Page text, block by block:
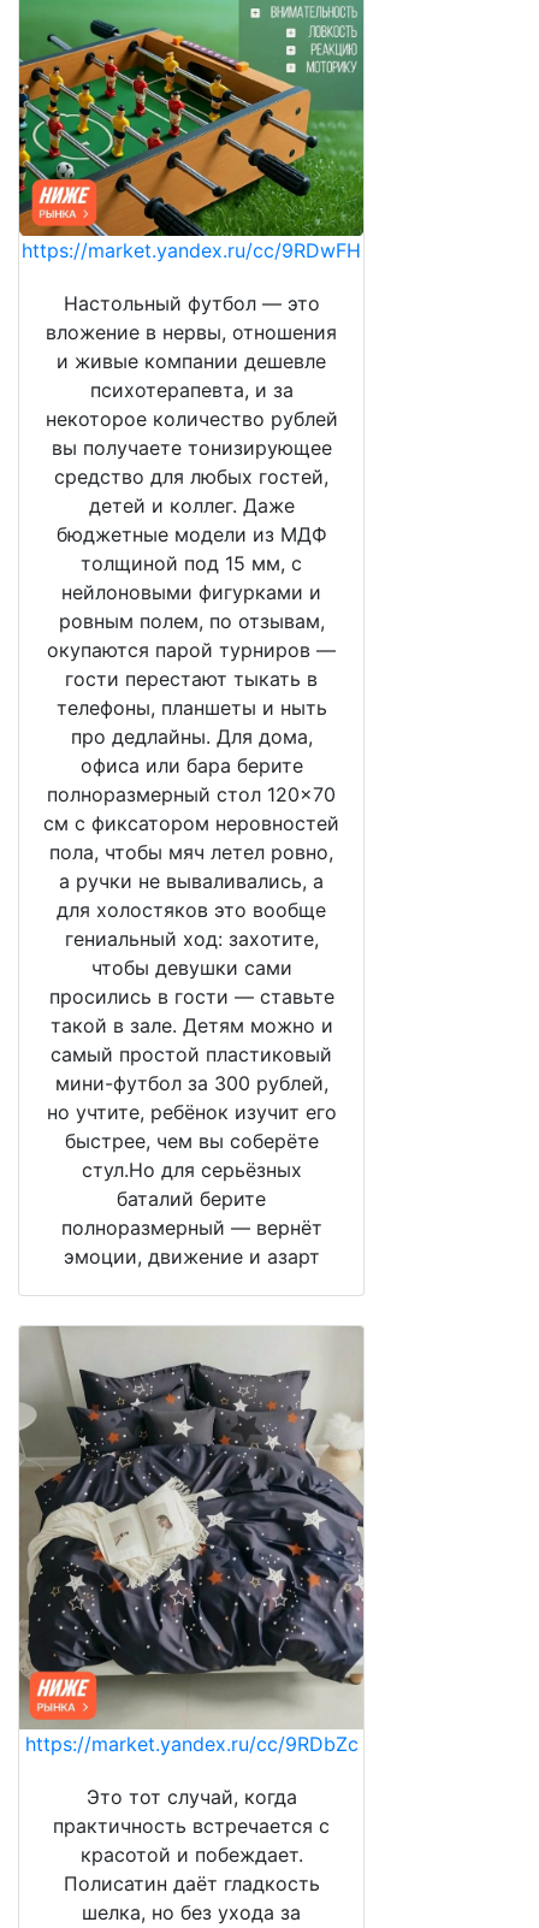
https://market.yandex.ru/cc/9RDwFH
Настольный футбол — это
вложение в нервы, отношения
и живые компании дешевле
психотерапевта, и за
некоторое количество рублей
вы получаете тонизирующее
средство для любых гостей,
детей и коллег. Даже
бюджетные модели из МДФ
толщиной под 15 мм, с
нейлоновыми фигурками и
ровным полем, по отзывам,
окупаются парой турниров —
гости перестают тыкать в
телефоны, планшеты и ныть
про дедлайны. Для дома,
офиса или бара берите
полноразмерный стол 120×70
см с фиксатором неровностей
пола, чтобы мяч летел ровно,
а ручки не вываливались, а
для холостяков это вообще
гениальный ход: захотите,
чтобы девушки сами
просились в гости — ставьте
такой в зале. Детям можно и
самый простой пластиковый
мини-футбол за 300 рублей,
но учтите, ребёнок изучит его
быстрее, чем вы соберёте
стул.Но для серьёзных
баталий берите
полноразмерный — вернёт
эмоции, движение и азарт
https://market.yandex.ru/cc/9RDbZc
Это тот случай, когда
практичность встречается с
красотой и побеждает.
Полисатин даёт гладкость
шелка, но без ухода за